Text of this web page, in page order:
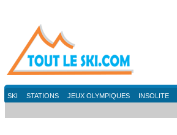
SKI STATIONS JEUX OLYMPIQUES INSOLITE